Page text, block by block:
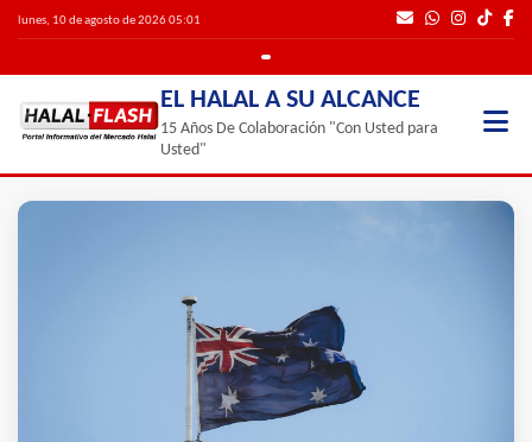
lunes, 10 de agosto de 2026 05:01
EL HALAL A SU ALCANCE
15 Años De Colaboración "Con Usted para
Usted"